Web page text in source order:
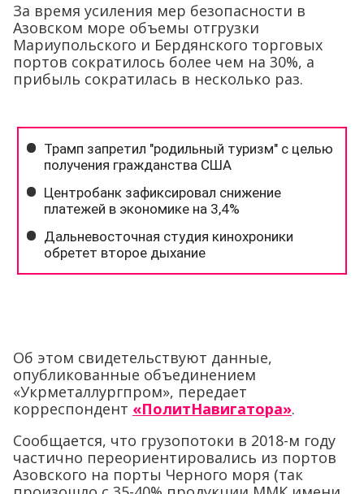
За время усиления мер безопасности в
Азовском море объемы отгрузки
Мариупольского и Бердянского торговых
портов сократилось более чем на 30%, а
прибыль сократилась в несколько раз.
Об этом свидетельствуют данные,
опубликованные объединением
«Укрметаллургпром», передает
корреспондент «ПолитНавигатора».
Сообщается, что грузопотоки в 2018-м году
частично переориентировались из портов
Азовского на порты Черного моря (так